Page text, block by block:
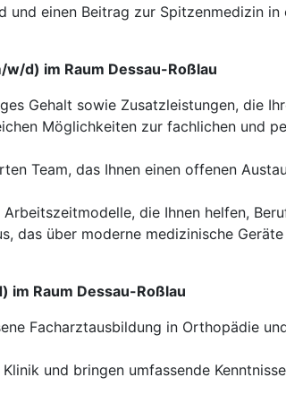
und einen Beitrag zur Spitzenmedizin
d) im Raum Dessau-Roßlau
Gehalt sowie Zusatzleistungen, die
Möglichkeiten zur fachlichen und
Team, das Ihnen einen offenen
die Ihnen helfen,
das über moderne medizinische
im Raum Dessau-Roßlau
Facharztausbildung in Orthopädie
und bringen umfassende